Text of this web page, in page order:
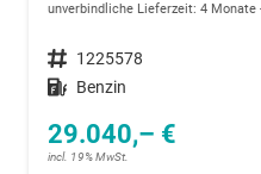
unverbindliche Lieferzeit: 4 Monate
Fahrzeugnummer 1225578
Kraftstoff Benzin
29.040,– €
incl. 19% MwSt.